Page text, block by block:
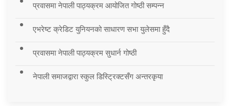
प्रवासमा नेपाली पाठ्यक्रम आयोजित गोष्ठी सम्पन्न
एभरेष्ट क्रेडिट युनियनको साधारण सभा युलेसमा हुँदै
प्रवासमा नेपाली पाठ्यक्रम सुधार्न गोष्ठी
नेपाली समाजद्वारा स्कुल डिस्ट्रिक्टसँग अन्तरकृया